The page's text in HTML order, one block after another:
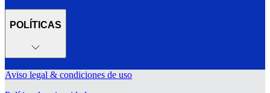
POLÍTICAS
Aviso legal & condiciones de uso